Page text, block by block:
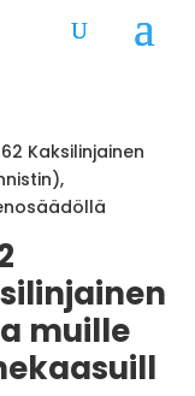
Kaksilinjainen
muille